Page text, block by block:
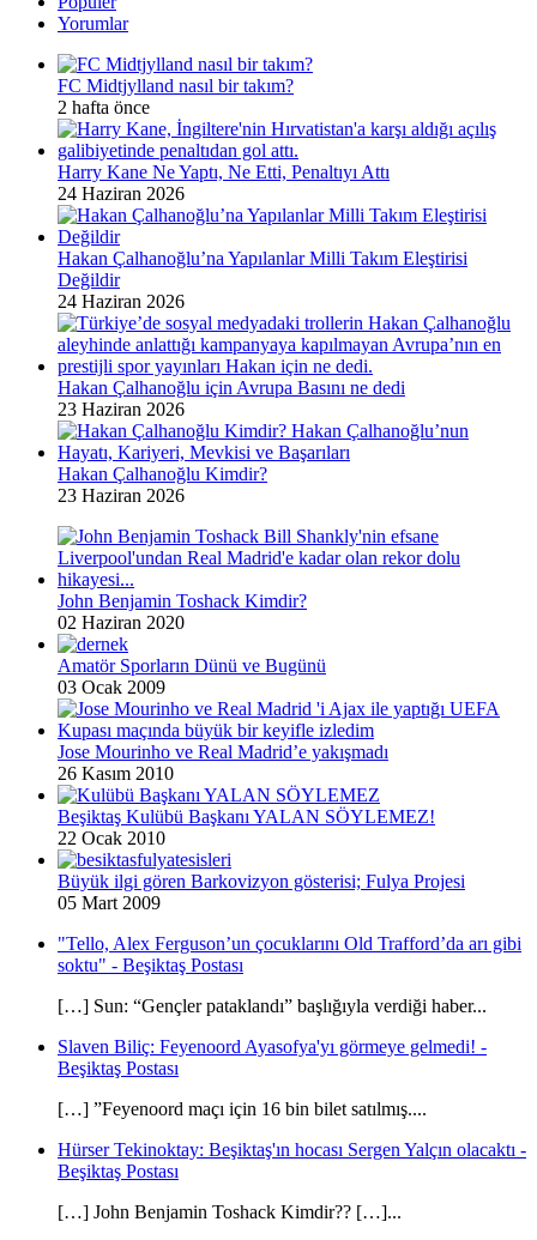
Yorumlar
FC Midtjylland nasıl bir takım?
2 hafta önce
Harry Kane Ne Yaptı, Ne Etti, Penaltıyı Attı
24 Haziran 2026
Hakan Çalhanoğlu’na Yapılanlar Milli Takım Eleştirisi
Değildir
24 Haziran 2026
Hakan Çalhanoğlu için Avrupa Basını ne dedi
23 Haziran 2026
Hakan Çalhanoğlu Kimdir?
23 Haziran 2026
John Benjamin Toshack Kimdir?
02 Haziran 2020
Amatör Sporların Dünü ve Bugünü
03 Ocak 2009
Jose Mourinho ve Real Madrid’e yakışmadı
26 Kasım 2010
Beşiktaş Kulübü Başkanı YALAN SÖYLEMEZ!
22 Ocak 2010
Büyük ilgi gören Barkovizyon gösterisi; Fulya Projesi
05 Mart 2009
"Tello, Alex Ferguson’un çocuklarını Old Trafford’da arı gibi
soktu" - Beşiktaş Postası
[…] Sun: “Gençler pataklandı” başlığıyla verdiği haber...
Slaven Biliç: Feyenoord Ayasofya'yı görmeye gelmedi! -
Beşiktaş Postası
[…] ”Feyenoord maçı için 16 bin bilet satılmış....
Hürser Tekinoktay: Beşiktaş'ın hocası Sergen Yalçın olacaktı -
Beşiktaş Postası
[…] John Benjamin Toshack Kimdir?? […]...